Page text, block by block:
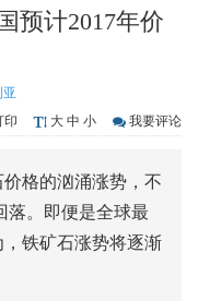
预计2017年价
亚
印
大 中 小 我要评论
格的汹涌涨势，不
落。即便是全球最
铁矿石涨势将逐渐